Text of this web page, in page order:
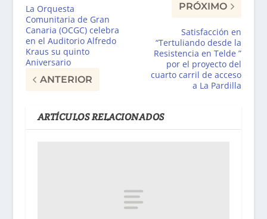
La Orquesta
Comunitaria de Gran
Canaria (OCGC) celebra
en el Auditorio Alfredo
Kraus su quinto
Aniversario
ANTERIOR
PRÓXIMO
Satisfacción en
“Tertuliando desde la
Resistencia en Telde ”
por el proyecto del
cuarto carril de acceso
a La Pardilla
ARTÍCULOS RELACIONADOS